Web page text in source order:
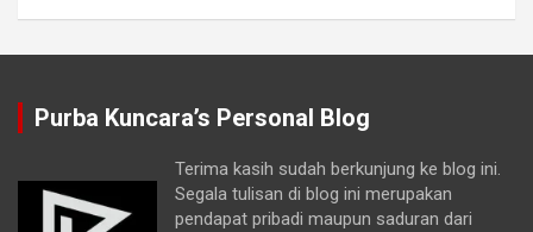
Purba Kuncara’s Personal Blog
Terima kasih sudah berkunjung ke blog ini.
Segala tulisan di blog ini merupakan
pendapat pribadi maupun saduran dari